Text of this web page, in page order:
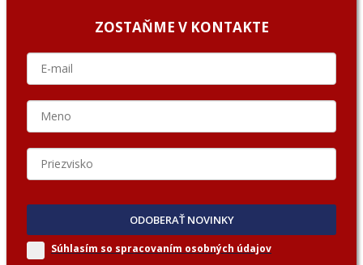
ZOSTAŇME V KONTAKTE
ODOBERAŤ NOVINKY
Súhlasím so spracovaním osobných údajov